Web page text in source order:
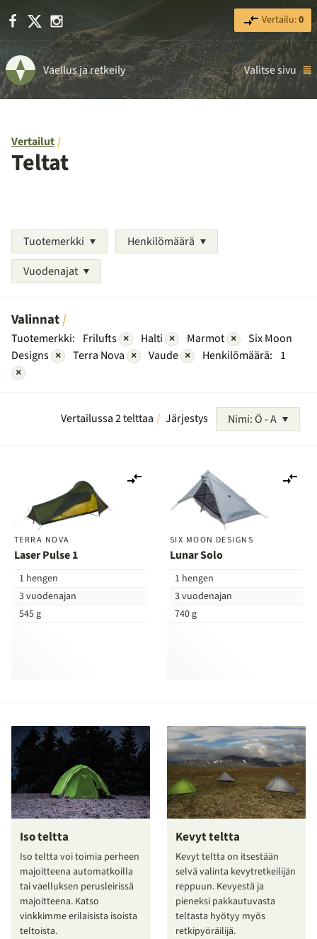
Facebook Instagram Vertailu:0
Vaellus ja retkeily Valitse sivu
Vertailut
Teltat
Tuotemerkki
Henkilömäärä
Vuodenajat
Valinnat
Tuotemerkki: Frilufts × Halti × Marmot ×
Six Moon
Designs × Terra Nova × Vaude × Henkilömäärä: 1
×
Vertailussa 2 telttaa Järjestys Nimi: Ö - A
TERRA NOVA
Laser Pulse 1
1 hengen
3 vuodenajan
545 g
vertailuun
SIX MOON DESIGNS
Lunar Solo
1 hengen
3 vuodenajan
740 g
Iso teltta
Iso teltta voi toimia perheen
majoitteena automatkoilla
tai vaelluksen perusleirissä
majoitteena. Katso
vinkkimme erilaisista isoista
teltoista.
Kevyt teltta
Kevyt teltta on itsestään
selvä valinta kevytretkeilijän
reppuun. Kevyestä ja
pieneksi pakkautuvasta
teltasta hyötyy myös
retkipyöräilijä.